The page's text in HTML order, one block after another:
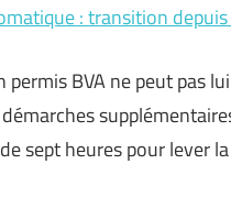
: transition
BVA ne peut pas
sept heures pour lever